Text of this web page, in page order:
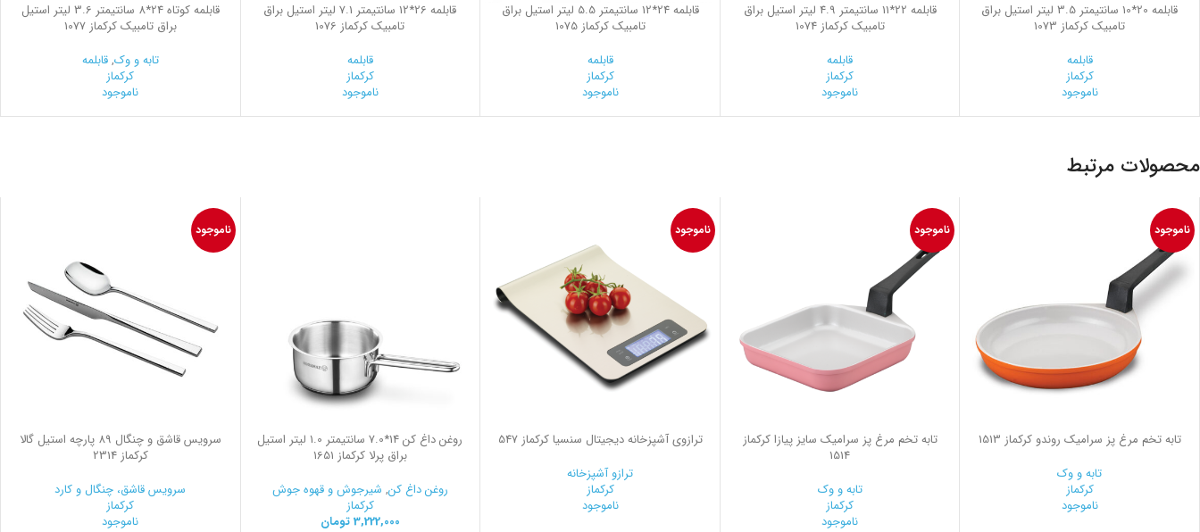
قابلمه 20*10 سانتیمتر 3.5 لیتر استیل براق
تامبیک کرکماز 1073
قابلمه
کرکماز
ناموجود
قابلمه 22*11 سانتیمتر 4.9 لیتر استیل براق
تامبیک کرکماز 1074
قابلمه
کرکماز
ناموجود
قابلمه 24*12 سانتیمتر 5.5 لیتر استیل براق
تامبیک کرکماز 1075
قابلمه
کرکماز
ناموجود
قابلمه 26*12 سانتیمتر 7.1 لیتر استیل براق
تامبیک کرکماز 1076
قابلمه
کرکماز
ناموجود
قابلمه کوتاه 24*8 سانتیمتر 3.6 لیتر استیل
براق تامبیک کرکماز 1077
تابه و وک,قابلمه
کرکماز
ناموجود
محصولات مرتبط
ناموجود
تابه تخم مرغ پز سرامیک روندو کرکماز 1513
تابه و وک
کرکماز
ناموجود
ناموجود
تابه تخم مرغ پز سرامیک سایز پیازا کرکماز
1514
تابه و وک
کرکماز
ناموجود
ناموجود
ترازوی آشپزخانه دیجیتال سنسیا کرکماز 547
ترازو آشپزخانه
کرکماز
ناموجود
روغن داغ کن 14*7.0 سانتیمتر 1.0 لیتر استیل
براق پرلا کرکماز 1651
روغن داغ کن, شیرجوش و قهوه جوش
کرکماز
3,222,000تومان
ناموجود
سرویس قاشق و چنگال 89 پارچه استیل گالا
کرکماز 2314
سرویس قاشق، چنگال و کارد
کرکماز
ناموجود